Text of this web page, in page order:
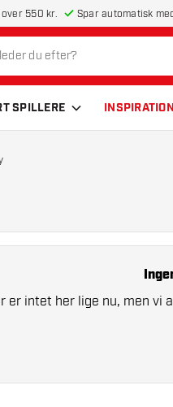
550 kr. Spar automatisk
SPILLERE
er intet her lige nu, men vi